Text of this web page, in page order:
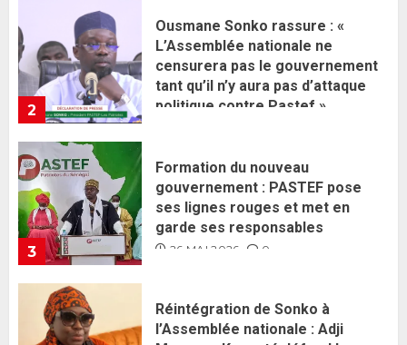
3
Formation du nouveau
gouvernement : PASTEF pose
ses lignes rouges et met en
garde ses responsables
26 MAI 2026 0
4
Réintégration de Sonko à
l’Assemblée nationale : Adji
Mergane Kanouté défend la
majorité parlementaire
26 MAI 2026 0
Guy Marius Sagna inquiet après la
nomination d’Al Aminou Lo : «